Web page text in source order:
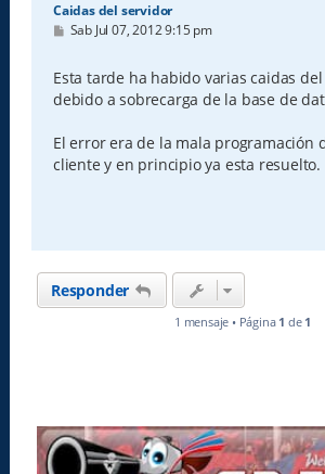
Caidas del servidor
M
s
a
j
Sab Jul 07, 2012 9:15 pm
Esta tarde ha habido varias caidas
debido a sobrecarga de la base de
El error era de la mala programación
cliente y en principio ya esta resuelto.
Responder
1 mensaje • Página 1 de 1